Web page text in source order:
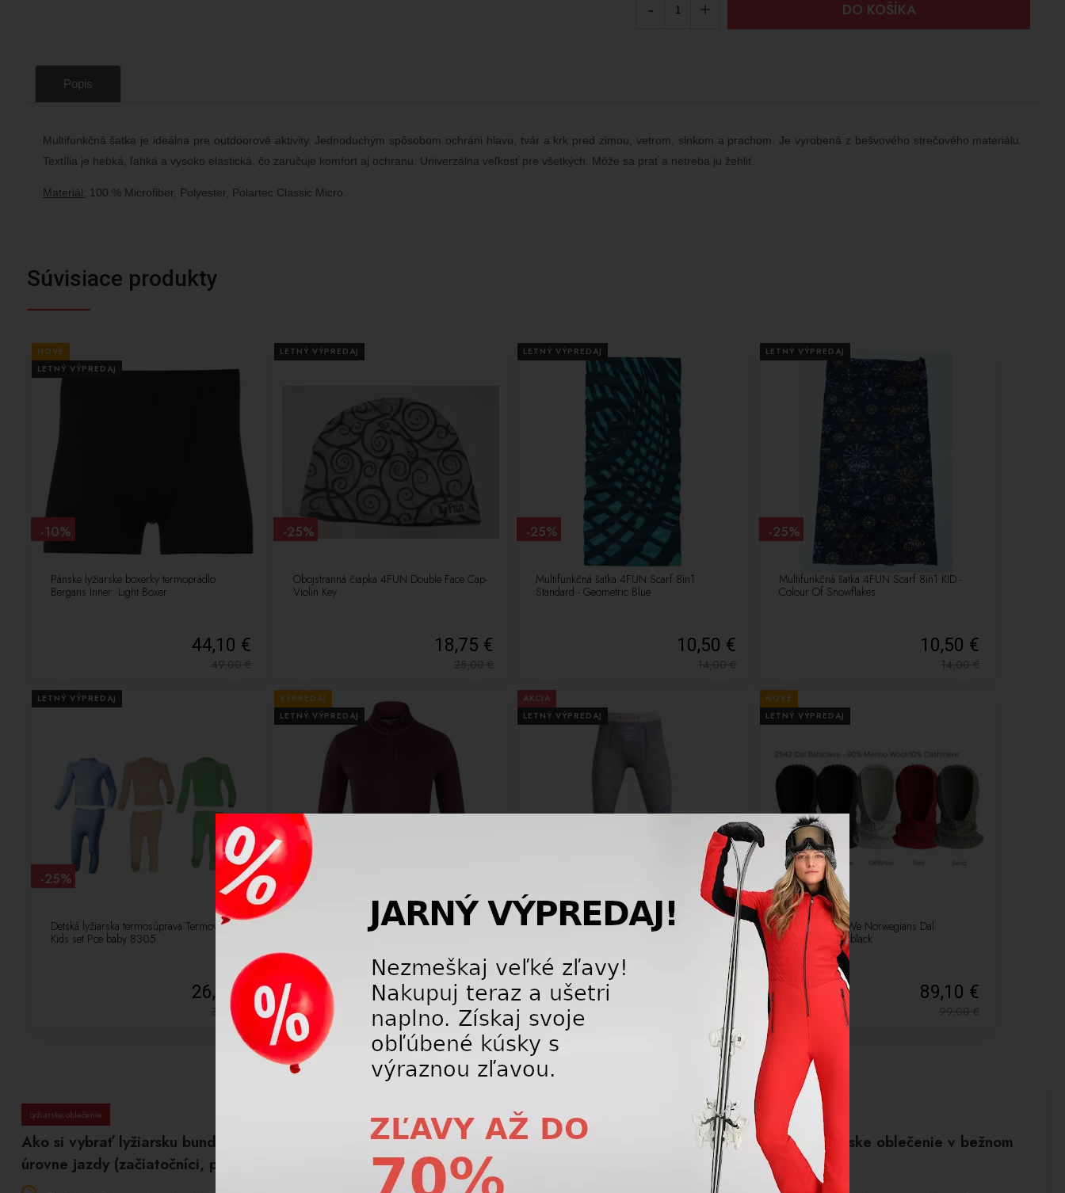
- + DO KOŠÍKA
Popis
Multifunkčná šatka je ideálna pre outdoorové aktivity. Jednoduchým spôsobom ochráni hlavu, tvár a krk pred zimou, vetrom, slnkom a prachom. Je vyrobená z bešvového strečového materiálu.
Textília je hebká, ľahká a vysoko elastická, čo zaručuje komfort aj ochranu. Univerzálna veľkosť pre všetkých. Môže sa prať a netreba ju žehliť.
Materiál: 100 % Microfiber, Polyester, Polartec Classic Micro.
Súvisiace produkty
NOVÉ
LETNÝ VÝPREDAJ
Pánske lyžiarske boxerky termoprádlo
Bergans Inner: Light Boxer
44,10 €
49,00€
-10%
LETNÝ VÝPREDAJ
Obojstranná čiapka 4FUN Double Face Cap-
Violin Key
18,75 €
25,00€
-25%
LETNÝ VÝPREDAJ
Multifunkčná šatka 4FUN Scarf 8in1
Standard - Geometric Blue
10,50 €
14,00€
-25%
LETNÝ VÝPREDAJ
Multifunkčná šatka 4FUN Scarf 8in1 KID -
Colour Of Snowflakes
10,50 €
14,00€
-25%
LETNÝ VÝPREDAJ
Detská lyžiarska termosúprava Termovel
Kids set Pce baby 8305
26,25 €
35,00
-25%
VÝPREDAJ
LETNÝ VÝPREDAJ
Dámske termo tričko, termoprádlo Kjus
51,75 €
99,00€
-48%
AKCIA
LETNÝ VÝPREDAJ
Dámske termo nohavice - termo oblečenie
66,75 €
119,00€
NOVÉ
LETNÝ VÝPREDAJ
Lyžiarska kukla We Norwegians Dal
Balaclava 2542 black
89,10 €
99,00€
-10%
Lyžiarske oblečenie
Ako si vybrať lyžiarsku bundu podľa
úrovne jazdy (začiatočníci, pokročilí)?
Lyžiarske oblečenie
Prečo na niektorých lyžiarskych
nohaviciach chýbajú traky?
Lyžiarske oblečenie
Môžem prať lyžiarske oblečenie v bežnom
pracom prášku?